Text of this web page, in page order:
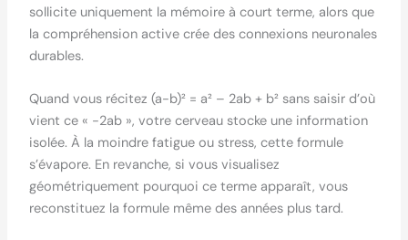
sollicite uniquement la mémoire à court terme, alors que
la compréhension active crée des connexions neuronales
durables.
Quand vous récitez (a-b)² = a² – 2ab + b² sans saisir d’où
vient ce « -2ab », votre cerveau stocke une information
isolée. À la moindre fatigue ou stress, cette formule
s’évapore. En revanche, si vous visualisez
géométriquement pourquoi ce terme apparaît, vous
reconstituez la formule même des années plus tard.